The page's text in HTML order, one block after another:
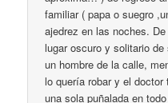
familiar ( papa o suegro
ajedrez en las noches.
lugar oscuro y solitario
un hombre de la calle,
lo quería robar y el doctor
una sola puñalada en